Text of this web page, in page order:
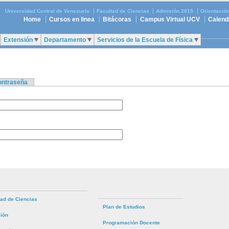
Universidad Central de Venezuela Facultad de Ciencias Admisión 2015 Orientación
Home Cursos en linea Bitácoras Campus Virtual UCV
Extensión Departamento Servicios de la Escuela de Física
de Ciencias
Plan de Estudios
Programación Docente